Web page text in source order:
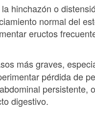
la hinchazón o
normal del
eructos
más graves,
pérdida de
persistente,
digestivo.